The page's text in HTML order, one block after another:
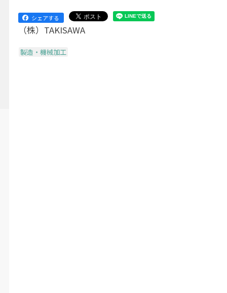
シェアする
（株）TAKISAWA
製造・機械加工